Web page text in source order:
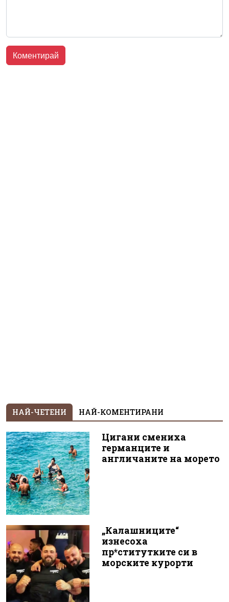
НАЙ-ЧЕТЕНИ НАЙ-КОМЕНТИРАНИ
Цигани смениха
германците и
англичаните на морето
„Калашниците“
изнесоха
пр*ститутките си в
морските курорти